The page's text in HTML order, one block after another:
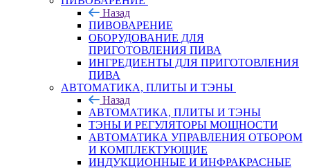
Назад
ПИВОВАРЕНИЕ
ОБОРУДОВАНИЕ ДЛЯ
ПРИГОТОВЛЕНИЯ ПИВА
ИНГPЕДИЕНТЫ ДЛЯ ПРИГОТОВЛЕНИЯ
ПИВА
АВТОМАТИКА, ПЛИТЫ И ТЭНЫ
Назад
АВТОМАТИКА, ПЛИТЫ И ТЭНЫ
ТЭНЫ И РЕГУЛЯТОРЫ МОЩНОСТИ
АВТОМАТИКА УПРАВЛЕНИЯ ОТБОРОМ
И КОМПЛЕКТУЮЩИЕ
ИНДУКЦИОННЫЕ И ИНФРАКРАСНЫЕ